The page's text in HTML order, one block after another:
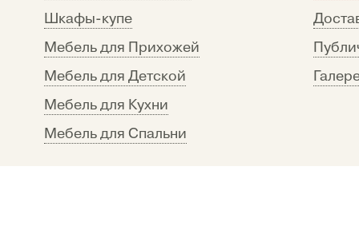
Шкафы-купе
Мебель для Прихожей
Мебель для Детской
Мебель для Кухни
Мебель для Спальни